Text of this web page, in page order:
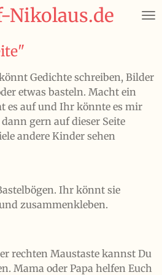
Nikolaus.de
Gedichte schreiben, Bilder
etwas basteln. Macht ein
es auf und Ihr könnte es mir
gern auf dieser Seite
andere Kinder sehen
Ihr könnt sie
zusammenkleben.
rechten Maustaste kannst Du
Mama oder Papa helfen Euch